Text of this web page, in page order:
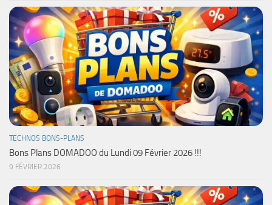
TECHNOS BONS-PLANS
Bons Plans DOMADOO du Lundi 09 Février 2026 !!!
9 FÉVRIER 2026